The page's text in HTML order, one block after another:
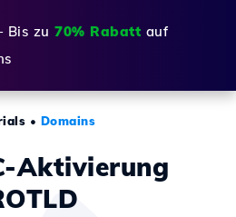
Bis zu 70% Rabatt auf
• Domains
Aktivierung